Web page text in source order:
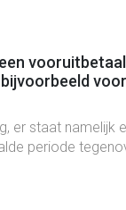
er staat namelijk
periode